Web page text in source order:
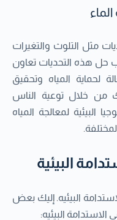
مثل التلوث والتغيرات
حل هذه التحديات تعاون
لحماية المياه وتحقيق
من خلال توعية الناس
البيئية لمعالجة المياه
البيئية
البيئيه. إليك بعض
البيئيه: